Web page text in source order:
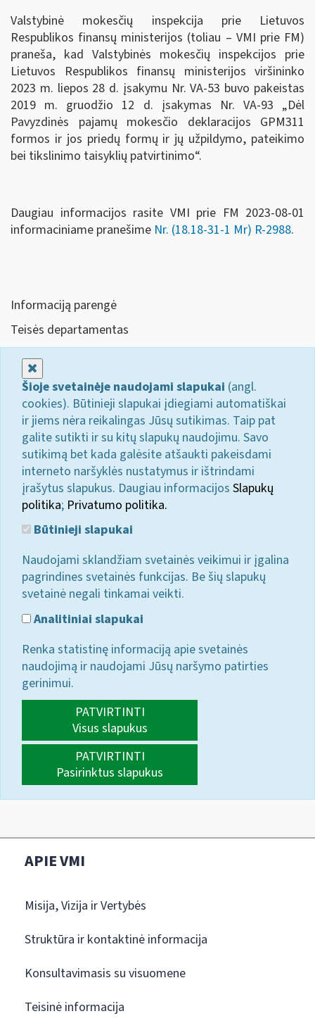
Valstybinė mokesčių inspekcija prie Lietuvos
Respublikos finansų ministerijos (toliau – VMI prie FM)
praneša, kad Valstybinės mokesčių inspekcijos prie
Lietuvos Respublikos finansų ministerijos viršininko
2023 m. liepos 28 d. įsakymu Nr. VA-53 buvo pakeistas
2019 m. gruodžio 12 d. įsakymas Nr. VA-93 „Dėl
Pavyzdinės pajamų mokesčio deklaracijos GPM311
formos ir jos priedų formų ir jų užpildymo, pateikimo
bei tikslinimo taisyklių patvirtinimo“.
Daugiau informacijos rasite VMI prie FM 2023-08-01
informaciniame pranešime Nr. (18.18-31-1 Mr) R-2988.
Informaciją parengė
Teisės departamentas
Šioje svetainėje naudojami slapukai (angl.
cookies). Būtinieji slapukai įdiegiami automatiškai
ir jiems nėra reikalingas Jūsų sutikimas. Taip pat
galite sutikti ir su kitų slapukų naudojimu. Savo
sutikimą bet kada galėsite atšaukti pakeisdami
interneto naršyklės nustatymus ir ištrindami
įrašytus slapukus. Daugiau informacijos Slapukų
politika; Privatumo politika.
Būtinieji slapukai
Naudojami sklandžiam svetainės veikimui ir įgalina
pagrindines svetainės funkcijas. Be šių slapukų
svetainė negali tinkamai veikti.
Analitiniai slapukai
Renka statistinę informaciją apie svetainės
naudojimą ir naudojami Jūsų naršymo patirties
gerinimui.
PATVIRTINTI
Visus slapukus
PATVIRTINTI
Pasirinktus slapukus
APIE VMI
Misija, Vizija ir Vertybės
Struktūra ir kontaktinė informacija
Konsultavimasis su visuomene
Teisinė informacija